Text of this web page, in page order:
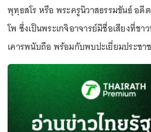
พุทฺธสโร หรือ พระครูนิวาสธรรมขันธ์ อดี
โพ ซึ่งเป็นพระเกจิอาจารย์มีชื่อเสียงที่ชา
เคารพนับถือ พร้อมกับพบปะเยี่ยมประช